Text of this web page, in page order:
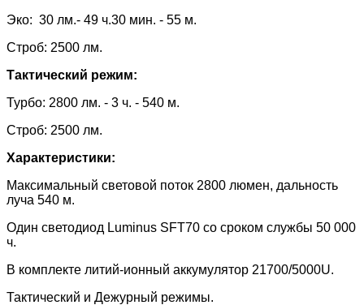
Эко: 30 лм.- 49 ч.30 мин. - 55 м.
Строб: 2500 лм.
Тактический режим:
Турбо: 2800 лм. - 3 ч. - 540 м.
Строб: 2500 лм.
Характеристики:
Максимальный световой поток 2800 люмен, дальность
луча 540 м.
Один светодиод Luminus SFT70 со сроком службы 50 000
ч.
В комплекте литий-ионный аккумулятор 21700/5000U.
Тактический и Дежурный режимы.